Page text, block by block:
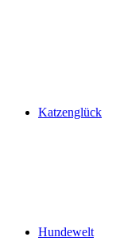
Katzenglück
Hundewelt